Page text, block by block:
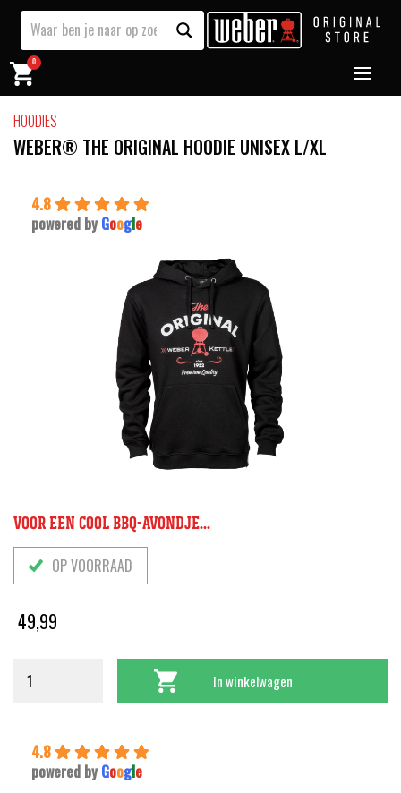
0
HOODIES
WEBER® THE ORIGINAL HOODIE UNISEX L/XL
4.8
powered by Google
VOOR EEN COOL BBQ-AVONDJE...
OP VOORRAAD
49,99
In winkelwagen
4.8
powered by Google